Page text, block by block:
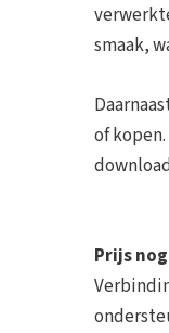
smaak,
of
Prijs